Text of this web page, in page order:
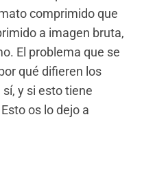
comprimido que
a imagen bruta,
El problema que se
qué difieren los
y si esto tiene
os lo dejo a